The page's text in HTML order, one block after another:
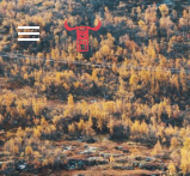
Skip to main content